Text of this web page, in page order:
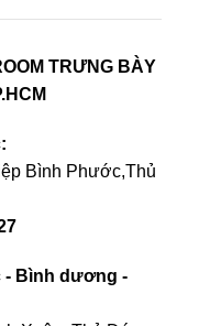
TRƯNG BÀY
Bình Phước,Thủ
Bình dương -